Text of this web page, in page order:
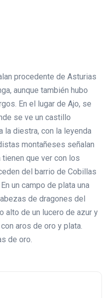
procedente de Asturias
aunque también hubo
En el lugar de Ajo, se
se ve un castillo
la diestra, con la leyenda
montañeses señalan
que ver con los
del barrio de Cobillas
un campo de plata una
de dragones del
alto de un lucero de azur y
aros de oro y plata.
de oro.